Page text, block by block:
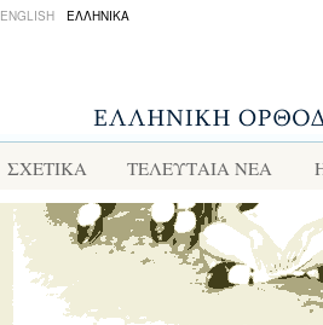
ENGLISH ΕΛΛΗΝΙΚΑ
ΣΧΕΤΙΚΑ ΤΕΛΕΥΤΑΙΑ ΝΕΑ